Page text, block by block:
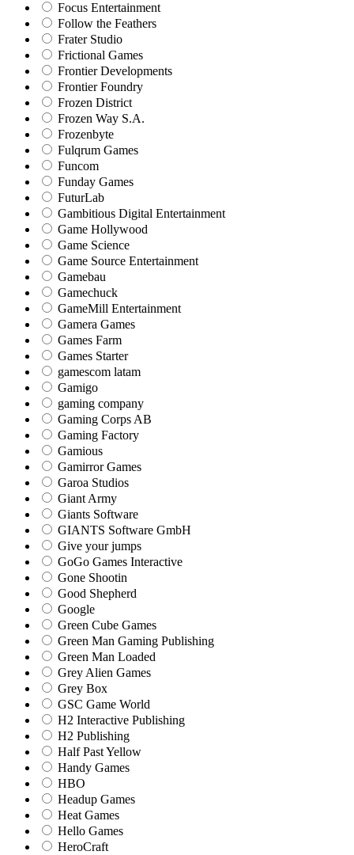
Focus Entertainment
Follow the Feathers
Frater Studio
Frictional Games
Frontier Developments
Frontier Foundry
Frozen District
Frozen Way S.A.
Frozenbyte
Fulqrum Games
Funcom
Funday Games
FuturLab
Gambitious Digital Entertainment
Game Hollywood
Game Science
Game Source Entertainment
Gamebau
Gamechuck
GameMill Entertainment
Gamera Games
Games Farm
Games Starter
gamescom latam
Gamigo
gaming company
Gaming Corps AB
Gaming Factory
Gamious
Gamirror Games
Garoa Studios
Giant Army
Giants Software
GIANTS Software GmbH
Give your jumps
GoGo Games Interactive
Gone Shootin
Good Shepherd
Google
Green Cube Games
Green Man Gaming Publishing
Green Man Loaded
Grey Alien Games
Grey Box
GSC Game World
H2 Interactive Publishing
H2 Publishing
Half Past Yellow
Handy Games
HBO
Headup Games
Heat Games
Hello Games
HeroCraft